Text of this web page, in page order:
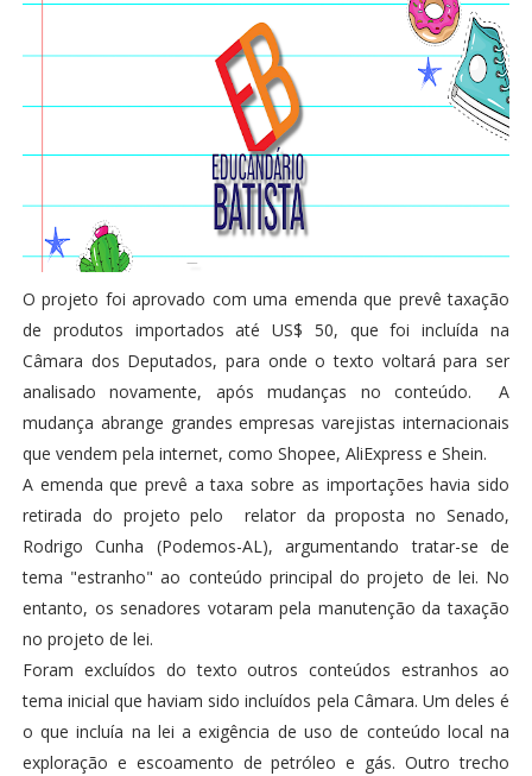
O projeto foi aprovado com uma emenda que prevê taxação
de produtos importados até US$ 50, que foi incluída na
Câmara dos Deputados, para onde o texto voltará para ser
analisado novamente, após mudanças no conteúdo. A
mudança abrange grandes empresas varejistas internacionais
que vendem pela internet, como Shopee, AliExpress e Shein.
A emenda que prevê a taxa sobre as importações havia sido
retirada do projeto pelo relator da proposta no Senado,
Rodrigo Cunha (Podemos-AL), argumentando tratar-se de
tema "estranho" ao conteúdo principal do projeto de lei. No
entanto, os senadores votaram pela manutenção da taxação
no projeto de lei.
Foram excluídos do texto outros conteúdos estranhos ao
tema inicial que haviam sido incluídos pela Câmara. Um deles é
o que incluía na lei a exigência de uso de conteúdo local na
exploração e escoamento de petróleo e gás. Outro trecho